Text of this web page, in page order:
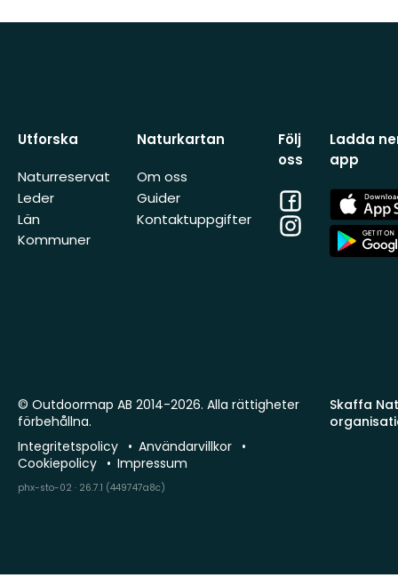
Utforska
Naturreservat
Leder
Län
Kommuner
Naturkartan
Om oss
Guider
Kontaktuppgifter
Följ
oss
Facebook
Instagram
Ladda
app
App
Store
App
Store
Skaffa
© Outdoormap AB 2014-2026. Alla rättigheter
förbehållna.
Integritetspolicy
Användarvillkor
Cookiepolicy
Impressum
phx-sto-02 · 26.7.1 (449747a8c)